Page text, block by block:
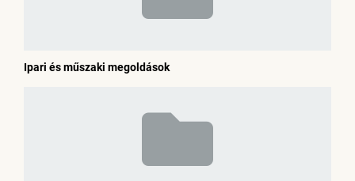
Ipari és műszaki megoldások